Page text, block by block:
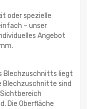
oder spezielle
– unser
Angebot
Blechzuschnitts liegt
Blechzuschnitte sind
Die Oberfläche